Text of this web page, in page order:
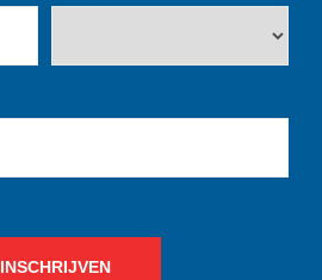
INSCHRIJVEN